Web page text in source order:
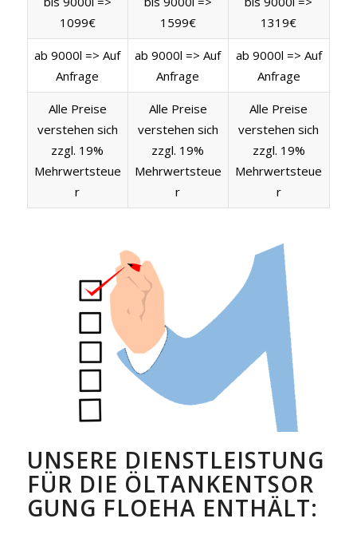
1099€
1599€
1319€
ab 9000l => Auf
Anfrage
ab 9000l => Auf
Anfrage
ab 9000l => Auf
Anfrage
Alle Preise
verstehen sich
zzgl. 19%
Mehrwertsteue
r
Alle Preise
verstehen sich
zzgl. 19%
Mehrwertsteue
r
Alle Preise
verstehen sich
zzgl. 19%
Mehrwertsteue
r
UNSERE DIENSTLEISTUNG
FÜR DIE ÖLTANKENTSOR
GUNG FLOEHA ENTHÄLT: